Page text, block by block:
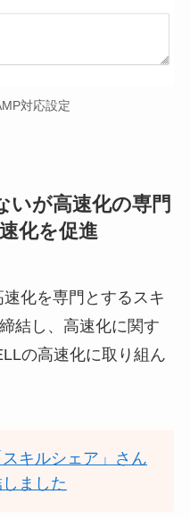
対応設定
いが高速化の専門
化を促進
化を専門とするスキ
結し、高速化に関す
の高速化に取り組ん
キルシェア」さん
ました